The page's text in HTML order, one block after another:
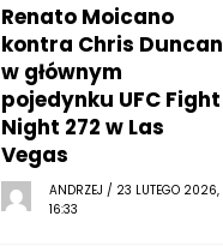
Renato Moicano
kontra Chris Duncan
w głównym
pojedynku UFC Fight
Night 272 w Las
Vegas
ANDRZEJ / 23 LUTEGO 2026,
16:33